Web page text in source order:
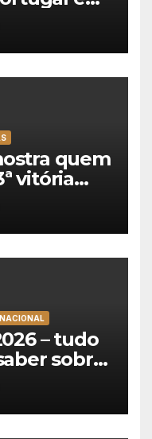
UAE
Lisboa
quem
vitória
a
– tudo
sobre